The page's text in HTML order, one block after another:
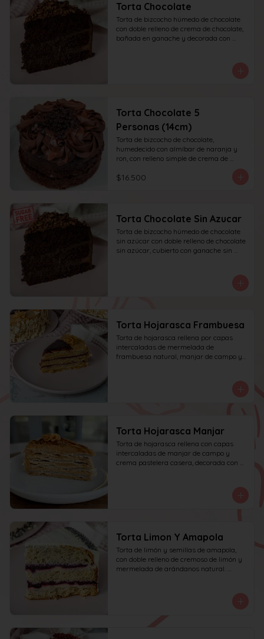
Torta Chocolate
Torta de bizcocho húmedo de chocolate
con doble relleno de crema de chocolate,
bañada en ganache y decorada con
Torta Chocolate 5
Personas (14cm)
Torta de bizcocho de chocolate,
humedecido con almíbar de naranja y
ron, con relleno simple de crema de
ganache de chocolate. Recomendada
$16.500
Torta Chocolate Sin Azucar
Torta de bizcocho húmedo de chocolate
sin azúcar con doble relleno de chocolate
sin azúcar, cubierto con ganache sin
Torta Hojarasca Frambuesa
Torta de hojarasca rellena por capas
intercaladas de mermelada de
frambuesa natural, manjar de campo y
Torta Hojarasca Manjar
Torta de hojarasca rellena con capas
intercaladas de manjar de campo y
crema pastelera casera, decorada con
Torta Limon Y Amapola
Torta de limón y semillas de amapola,
con doble relleno de cremoso de limón y
mermelada de arándanos natural.